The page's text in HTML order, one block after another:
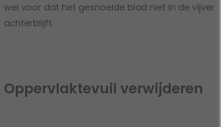
wel voor dat het gesnoeide blad niet in de vijver
achterblijft.
Oppervlaktevuil verwijderen